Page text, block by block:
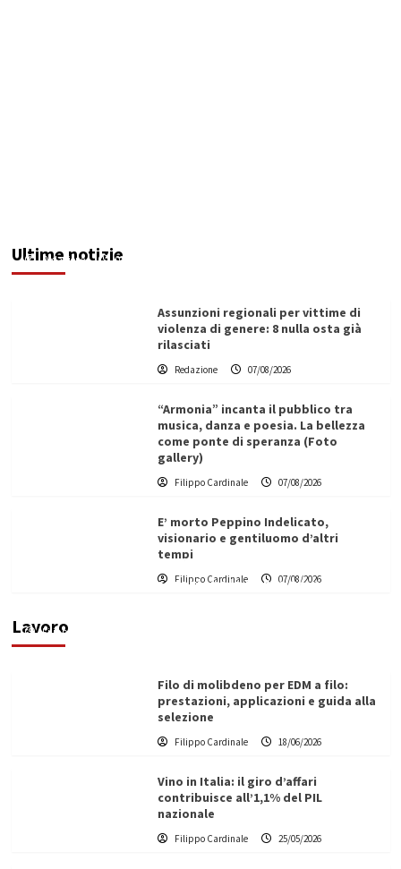
Ultime notizie
Redazione 07/08/2026
Assunzioni regionali per vittime di
violenza di genere: 8 nulla osta già
rilasciati
Redazione 07/08/2026
“Armonia” incanta il pubblico tra
musica, danza e poesia. La bellezza
come ponte di speranza (Foto
gallery)
Filippo Cardinale 07/08/2026
E’ morto Peppino Indelicato,
visionario e gentiluomo d’altri
tempi
Filippo Cardinale 07/08/2026
Lavoro
L’ingegnere saccense Buscarnera partner chiave
di un progetto transnazionale per la transizione
Filippo Cardinale
Filo di molibdeno per EDM a filo:
prestazioni, applicazioni e guida alla
selezione
Filippo Cardinale 18/06/2026
Vino in Italia: il giro d’affari
contribuisce all’1,1% del PIL
nazionale
Filippo Cardinale 25/05/2026